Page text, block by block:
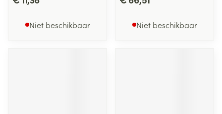
Niet beschikbaar Niet beschikbaar